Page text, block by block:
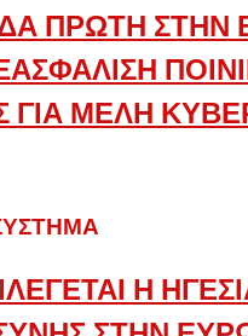
ΠΡΩΤΗ ΣΤΗΝ
ΓΙΑ ΜΕΛΗ
Η